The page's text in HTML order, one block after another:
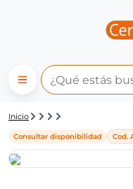
Detalle de
Inicio
Consultar disponibilidad Cod.